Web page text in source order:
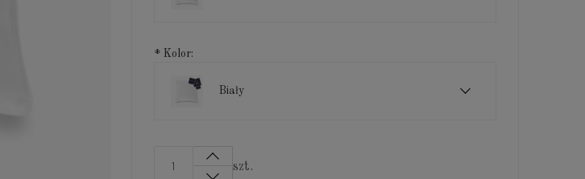
*Kolor:
Biały
szt.